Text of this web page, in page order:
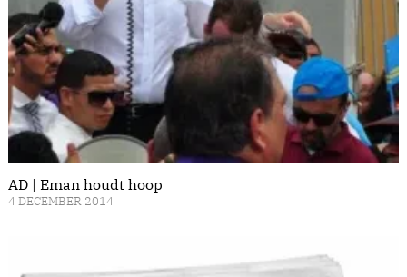
AD | Eman houdt hoop
4 DECEMBER 2014